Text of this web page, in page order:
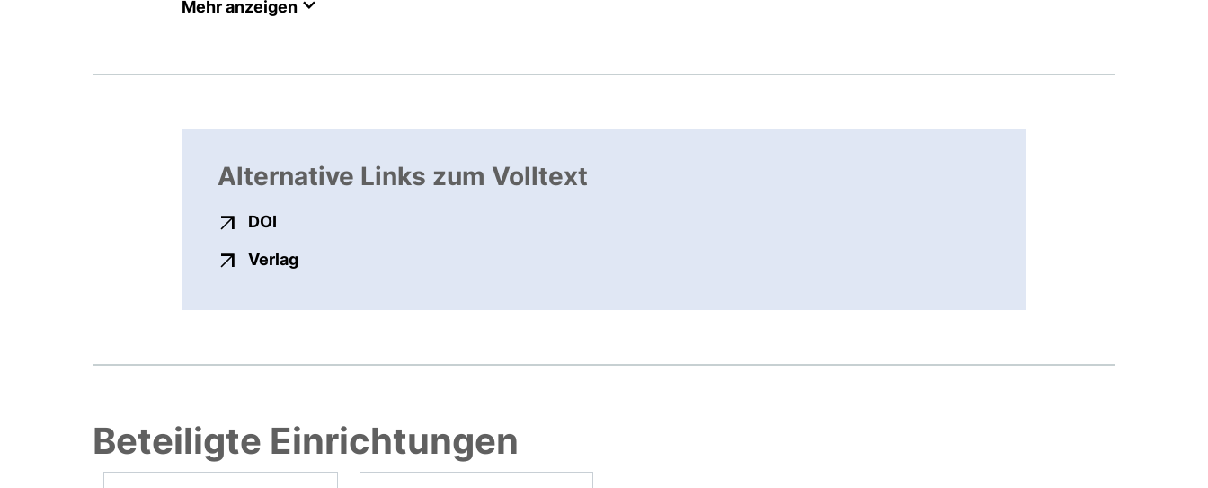
Mehr anzeigen
Alternative Links zum Volltext
DOI
Verlagexterner Link, öffnet neues Fenster
Beteiligte Einrichtungen